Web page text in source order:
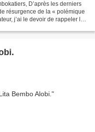
D’après les derniers
résurgence de la « polémique
j’ai le devoir de rappeler les